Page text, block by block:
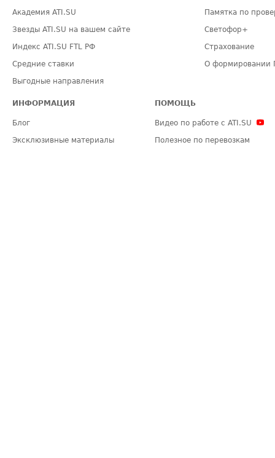
Академия ATI.SU
Звезды ATI.SU на вашем сайте
Индекс ATI.SU FTL РФ
Средние ставки
Выгодные направления
Памятка по
Светофор+
Страхование
О формировании
ИНФОРМАЦИЯ
Блог
Эксклюзивные материалы
ПОМОЩЬ
Видео по работе с ATI.SU
Полезное по перевозкам